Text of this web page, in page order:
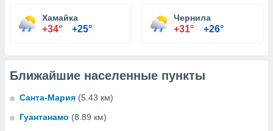
Хамайка
+34° +25°
Чернила
+31° +26°
Ближайшие населенные пункты
Санта-Мария (5.43 км)
Гуантанамо (8.89 км)